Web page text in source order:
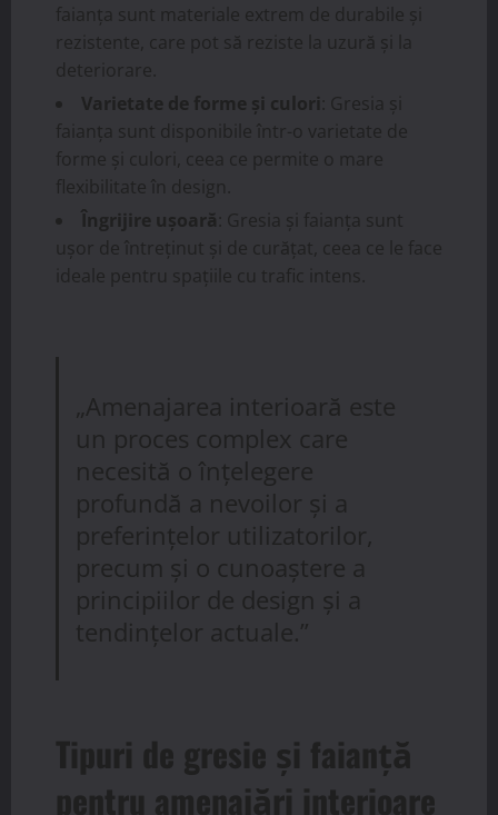
faianța sunt materiale extrem de durabile și
rezistente, care pot să reziste la uzură și la
deteriorare.
Varietate de forme și culori : Gresia și
faianța sunt disponibile într-o varietate de
forme și culori, ceea ce permite o mare
flexibilitate în design.
Îngrijire ușoară : Gresia și faianța sunt
ușor de întreținut și de curățat, ceea ce le face
ideale pentru spațiile cu trafic intens.
„Amenajarea interioară este
un proces complex care
necesită o înțelegere
profundă a nevoilor și a
preferințelor utilizatorilor,
precum și o cunoaștere a
principiilor de design și a
tendințelor actuale.”
Tipuri de gresie și faianță
pentru amenajări interioare